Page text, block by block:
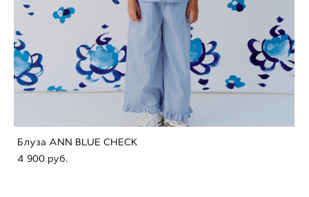
Блуза ANN BLUE CHECK
4 900 pуб.